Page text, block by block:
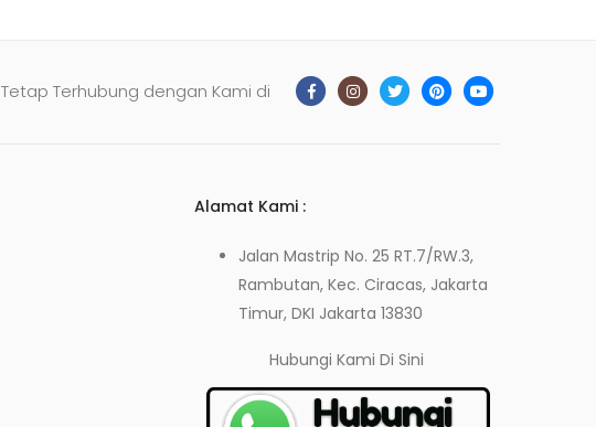
Tetap Terhubung dengan Kami di
Alamat Kami :
Jalan Mastrip No. 25 RT.7/RW.3,
Rambutan, Kec. Ciracas, Jakarta
Timur, DKI Jakarta 13830
Hubungi KamiDi Sini